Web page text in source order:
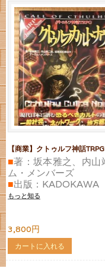
【商業】クトゥルフ神話
■著：坂本雅之、内山
ム・メンバーズ
■出版：KADOKAWA
もっと知る
3,800円
カートに入れる